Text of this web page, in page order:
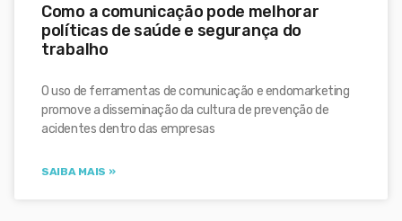
Como a comunicação pode melhorar
políticas de saúde e segurança do
trabalho
O uso de ferramentas de comunicação e endomarketing
promove a disseminação da cultura de prevenção de
acidentes dentro das empresas
SAIBA MAIS »